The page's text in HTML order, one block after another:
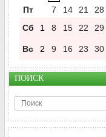
Пт
7 14 21
28
Сб
1 8 15 22 29
Вс 2 9 16 23 30
ПОИСК